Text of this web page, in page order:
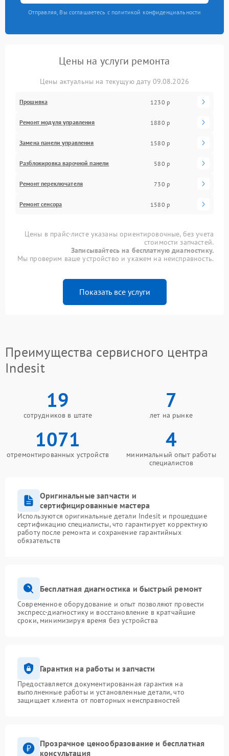
Отправляя, Вы соглашаетесь с политикой конфиденциальности
Цены на услуги ремонта
Цены актуальны на текущую дату 09.08.2026
Прошивка 1230 р
Ремонт модуля управления 1880 р
Замена панели управления 1580 р
Разблокировка варочной панели 580 р
Ремонт переключателя 730 р
Ремонт сенсора 1580 р
Цены в прайс-листе указаны ориентировочные, без учета
стоимости запчастей.
Записывайтесь на бесплатную диагностику.
Мы проверим ваше устройство и укажем на неисправность.
Показать все услуги
Преимущества сервисного центра
Indesit
19
сотрудников в штате
7
лет на рынке
1071
отремонтированных устройств
4
минимальный опыт работы
специалистов
Оригинальные запчасти и
сертифицированные мастера
Используются оригинальные детали Indesit и прошедшие
сертификацию специалисты, что гарантирует корректную
работу после ремонта и сохранение гарантийных
обязательств
Бесплатная диагностика и быстрый ремонт
Современное оборудование и опыт позволяют провести
экспресс-диагностику и восстановление в кратчайшие
сроки, минимизируя время без устройства
Гарантия на работы и запчасти
Предоставляется документированная гарантия на
выполненные работы и установленные детали, что
защищает клиента от повторных неисправностей
Прозрачное ценообразование и бесплатная
консультация